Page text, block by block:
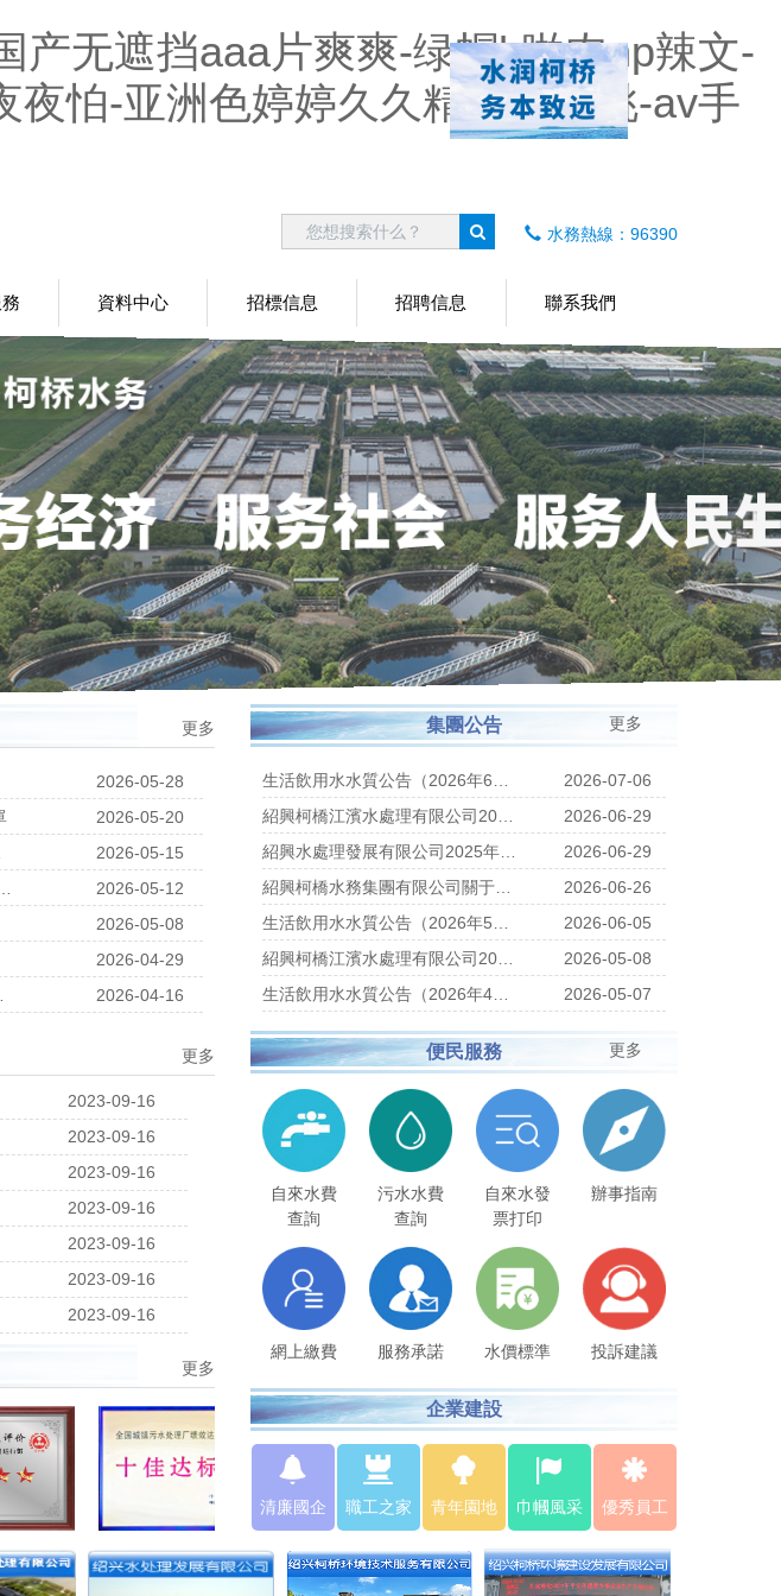
产无遮挡aaa片爽爽-绿帽h啪肉np辣文-
怕-亚洲色婷婷久久精品av蜜桃-av手
水務熱線：96390
資料中心 招標信息 招聘信息 聯系我們
更多
2026-05-28
2026-05-20
2026-05-15
2026-05-12
2026-05-08
2026-04-29
2026-04-16
更多
2023-09-16
2023-09-16
2023-09-16
2023-09-16
2023-09-16
2023-09-16
2023-09-16
更多
集團公告 更多
生活飲用水水質公告（2026年6月
1日—2026年6月30日）
2026-07-06
紹興柯橋江濱水處理有限公司2025
年度污水處理相關情況公示
2026-06-29
紹興水處理發展有限公司2025年度
污水處理量等相關數據公示
2026-06-29
紹興柯橋水務集團有限公司關于債
券項目相關信息的公示
2026-06-26
生活飲用水水質公告（2026年5月
1日—2026年5月31日）
2026-06-05
紹興柯橋江濱水處理有限公司2025
年度地方專項債券項目資金績效評
價結果公示
2026-05-08
生活飲用水水質公告（2026年4月
1日—2026年4月30日）
2026-05-07
便民服務 更多
自來水費
查詢
污水水費
查詢
自來水發
票打印
辦事指南
網上繳費 服務承諾 水價標準 投訴建議
企業建設
清廉國企 職工之家 青年園地 巾幗風采 優秀員工